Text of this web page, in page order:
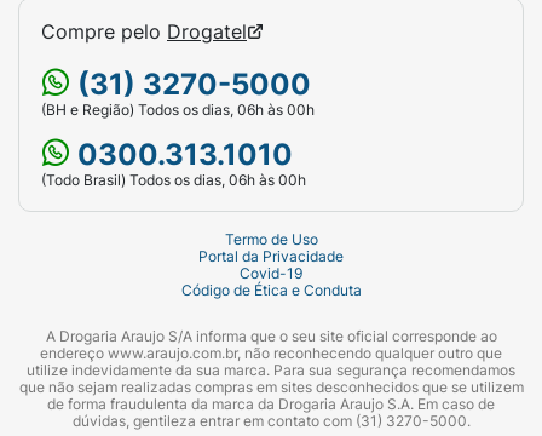
Compre pelo Drogatel
(31) 3270-5000
(BH e Região) Todos os dias, 06h às 00h
0300.313.1010
(Todo Brasil) Todos os dias, 06h às 00h
Termo de Uso
Portal da Privacidade
Covid-19
Código de Ética e Conduta
A Drogaria Araujo S/A informa que o seu site oficial corresponde ao
endereço www.araujo.com.br, não reconhecendo qualquer outro que
utilize indevidamente da sua marca. Para sua segurança recomendamos
que não sejam realizadas compras em sites desconhecidos que se utilizem
de forma fraudulenta da marca da Drogaria Araujo S.A. Em caso de
dúvidas, gentileza entrar em contato com (31) 3270-5000.